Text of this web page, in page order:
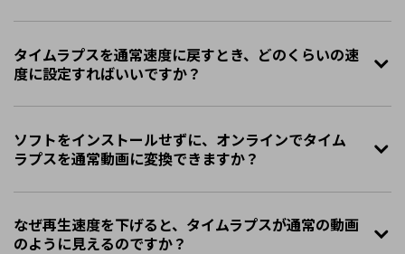
タイムラプスを通常速度に戻すとき、どのくらいの速
度に設定すればいいですか？
ソフトをインストールせずに、オンラインでタイム
ラプスを通常動画に変換できますか？
なぜ再生速度を下げると、タイムラプスが通常の動画
のように見えるのですか？